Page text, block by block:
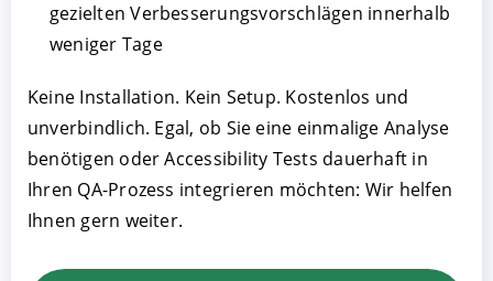
gezielten Verbesserungsvorschlägen innerhalb
weniger Tage
Keine Installation. Kein Setup. Kostenlos und
unverbindlich. Egal, ob Sie eine einmalige Analyse
benötigen oder Accessibility Tests dauerhaft in
Ihren QA-Prozess integrieren möchten: Wir helfen
Ihnen gern weiter.